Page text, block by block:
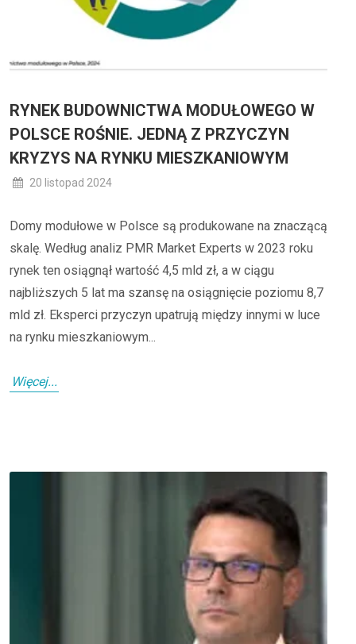
RYNEK BUDOWNICTWA MODUŁOWEGO W
POLSCE ROŚNIE. JEDNĄ Z PRZYCZYN
KRYZYS NA RYNKU MIESZKANIOWYM
20 listopad 2024
Domy modułowe w Polsce są produkowane na znaczącą
skalę. Według analiz PMR Market Experts w 2023 roku
rynek ten osiągnął wartość 4,5 mld zł, a w ciągu
najbliższych 5 lat ma szansę na osiągnięcie poziomu 8,7
mld zł. Eksperci przyczyn upatrują między innymi w luce
na rynku mieszkaniowym...
Więcej...